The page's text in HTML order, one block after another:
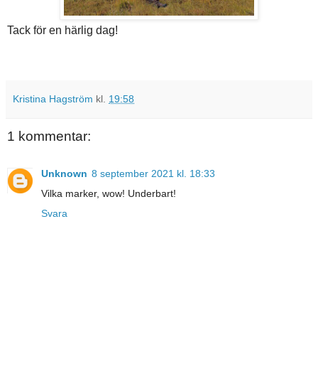
Tack för en härlig dag!
Kristina Hagström kl. 19:58
1 kommentar:
Unknown 8 september 2021 kl. 18:33
Vilka marker, wow! Underbart!
Svara